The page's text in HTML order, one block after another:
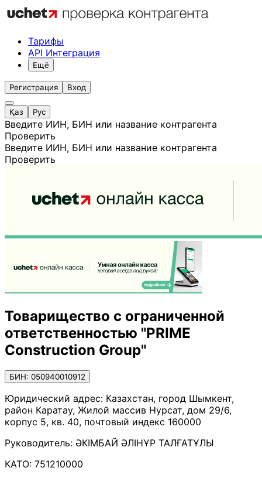
Тарифы
API Интеграция
Ещё
Регистрация Вход
Қаз Рус
Введите ИИН, БИН или название контрагента
Проверить
Введите ИИН, БИН или название контрагента
Проверить
Товарищество с ограниченной
ответственностью "PRIME
Construction Group"
БИН: 050940010912
Юридический адрес: Казахстан, город Шымкент,
район Каратау, Жилой массив Нурсат, дом 29/6,
корпус 5, кв. 40, почтовый индекс 160000
Руководитель: ӘКІМБАЙ ӘЛІНҰР ТАЛҒАТҰЛЫ
КАТО: 751210000